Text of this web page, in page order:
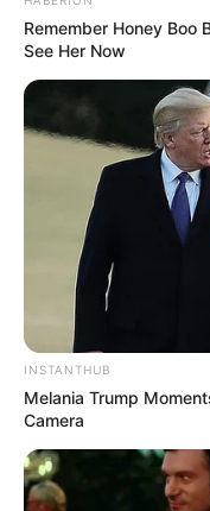
lembrancinha
Lembre-se que
leve-as ao forno
temperatura de
correr risco de
canecas farão o
8° – Mini-Velas
Remember Honey Boo
See Her Now
INSTANTHUB
Melania Trump
Camera